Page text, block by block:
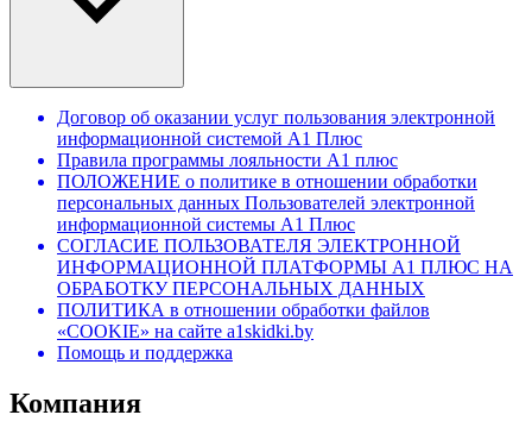
Договор об оказании услуг пользования электронной
информационной системой А1 Плюс
Правила программы лояльности А1 плюс
ПОЛОЖЕНИЕ о политике в отношении обработки
персональных данных Пользователей электронной
информационной системы А1 Плюс
СОГЛАСИЕ ПОЛЬЗОВАТЕЛЯ ЭЛЕКТРОННОЙ
ИНФОРМАЦИОННОЙ ПЛАТФОРМЫ А1 ПЛЮС НА
ОБРАБОТКУ ПЕРСОНАЛЬНЫХ ДАННЫХ
ПОЛИТИКА в отношении обработки файлов
«COOKIE» на сайте a1skidki.by
Помощь и поддержка
Компания